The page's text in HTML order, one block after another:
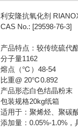
利安隆抗氧化剂
CAS No.: [29598-76-3]
产品特点：较传统硫代
分子量1162
熔点（℃）48-54
比重@ 20℃0.892
产品形态白色结晶粉末
包装规格20kg纸箱
适用于：聚烯烃、聚碳
添加量：0.05%-1.0%，